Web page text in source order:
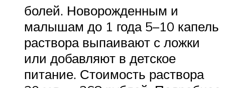
болей. Новорожденным и
малышам до 1 года 5–10 капель
раствора выпаивают с ложки
или добавляют в детское
питание. Стоимость раствора